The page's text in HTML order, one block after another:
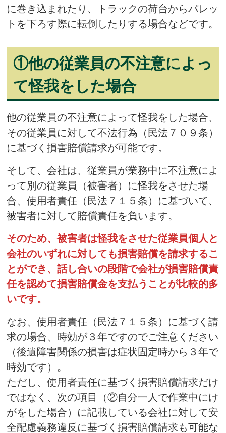
に巻き込まれたり、トラックの荷台からパレッ
トを下ろす際に転倒したりする場合などです。
①他の従業員の不注意によっ
て怪我をした場合
他の従業員の不注意によって怪我をした場合、
その従業員に対して不法行為（民法７０９条）
に基づく損害賠償請求が可能です。
そして、会社は、従業員が業務中に不注意によ
って別の従業員（被害者）に怪我をさせた場
合、使用者責任（民法７１５条）に基づいて、
被害者に対して賠償責任を負います。
そのため、被害者は怪我をさせた従業員個人と
会社のいずれに対しても損害賠償を請求するこ
とができ、話し合いの段階で会社が損害賠償責
任を認めて損害賠償金を支払うことが比較的多
いです。
なお、使用者責任（民法７１５条）に基づく請
求の場合、時効が３年ですのでご注意ください
（後遺障害関係の損害は症状固定時から３年で
時効です）。
ただし、使用者責任に基づく損害賠償請求だけ
ではなく、次の項目（②自分一人で作業中にけ
がをした場合）に記載している会社に対して安
全配慮義務違反に基づく損害賠償請求も可能な